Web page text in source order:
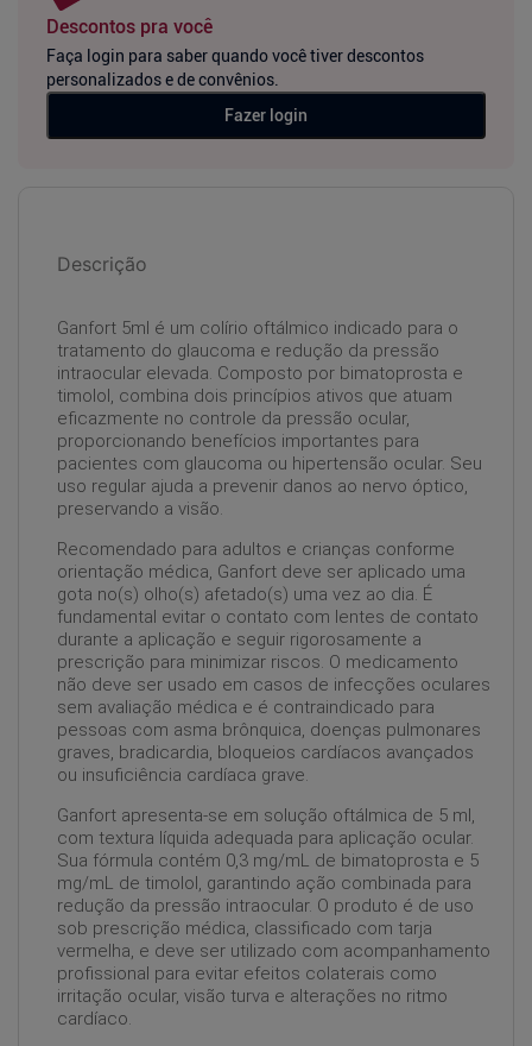
Descontos pra você
Faça login para saber quando você tiver descontos
personalizados e de convênios.
Fazer login
Descrição
Ganfort 5ml é um colírio oftálmico indicado para o
tratamento do glaucoma e redução da pressão
intraocular elevada. Composto por bimatoprosta e
timolol, combina dois princípios ativos que atuam
eficazmente no controle da pressão ocular,
proporcionando benefícios importantes para
pacientes com glaucoma ou hipertensão ocular. Seu
uso regular ajuda a prevenir danos ao nervo óptico,
preservando a visão.
Recomendado para adultos e crianças conforme
orientação médica, Ganfort deve ser aplicado uma
gota no(s) olho(s) afetado(s) uma vez ao dia. É
fundamental evitar o contato com lentes de contato
durante a aplicação e seguir rigorosamente a
prescrição para minimizar riscos. O medicamento
não deve ser usado em casos de infecções oculares
sem avaliação médica e é contraindicado para
pessoas com asma brônquica, doenças pulmonares
graves, bradicardia, bloqueios cardíacos avançados
ou insuficiência cardíaca grave.
Ganfort apresenta-se em solução oftálmica de 5 ml,
com textura líquida adequada para aplicação ocular.
Sua fórmula contém 0,3 mg/mL de bimatoprosta e 5
mg/mL de timolol, garantindo ação combinada para
redução da pressão intraocular. O produto é de uso
sob prescrição médica, classificado com tarja
vermelha, e deve ser utilizado com acompanhamento
profissional para evitar efeitos colaterais como
irritação ocular, visão turva e alterações no ritmo
cardíaco.